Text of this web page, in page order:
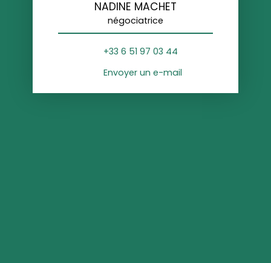
NADINE MACHET
négociatrice
+33 6 51 97 03 44
Envoyer un e-mail